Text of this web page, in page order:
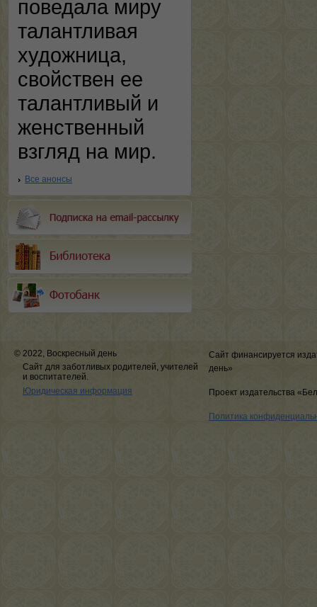
поведала миру
талантливая
художница,
свойствен ее
талантливый и
женственный
взгляд на мир.
Все анонсы
© 2022, Воскресный день
Сайт для заботливых родителей, учителей
и воспитателей.
Юридическая информация
Сайт финансируется
день»
Проект издательства
Политика